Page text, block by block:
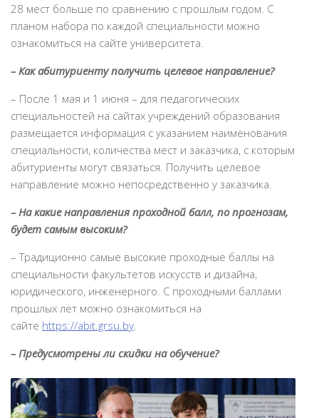
28 мест больше по сравнению с прошлым годом. С
планом набора по каждой специальности можно
ознакомиться на сайте университета.
– Как абитуриенту получить целевое направление?
– После 1 мая и 1 июня – для педагогических
специальностей на сайтах учреждений образования
размещается информация с указанием наименования
специальности, количества мест и заказчика, с которым
абитуриенты могут связаться. Получить целевое
направление можно непосредственно у заказчика.
– На какие направления проходной балл, по прогнозам,
будет самым высоким?
– Традиционно самые высокие проходные баллы на
специальности факультетов искусств и дизайна,
юридического, инженерного. С проходными баллами
прошлых лет можно ознакомиться на
сайте https://abit.grsu.by.
– Предусмотрены ли скидки на обучение?